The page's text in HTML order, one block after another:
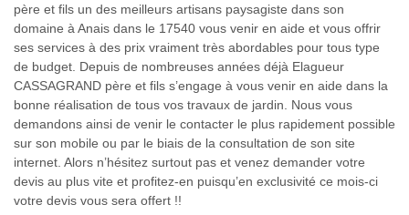
père et fils un des meilleurs artisans paysagiste dans son
domaine à Anais dans le 17540 vous venir en aide et vous offrir
ses services à des prix vraiment très abordables pour tous type
de budget. Depuis de nombreuses années déjà Elagueur
CASSAGRAND père et fils s’engage à vous venir en aide dans la
bonne réalisation de tous vos travaux de jardin. Nous vous
demandons ainsi de venir le contacter le plus rapidement possible
sur son mobile ou par le biais de la consultation de son site
internet. Alors n’hésitez surtout pas et venez demander votre
devis au plus vite et profitez-en puisqu’en exclusivité ce mois-ci
votre devis vous sera offert !!